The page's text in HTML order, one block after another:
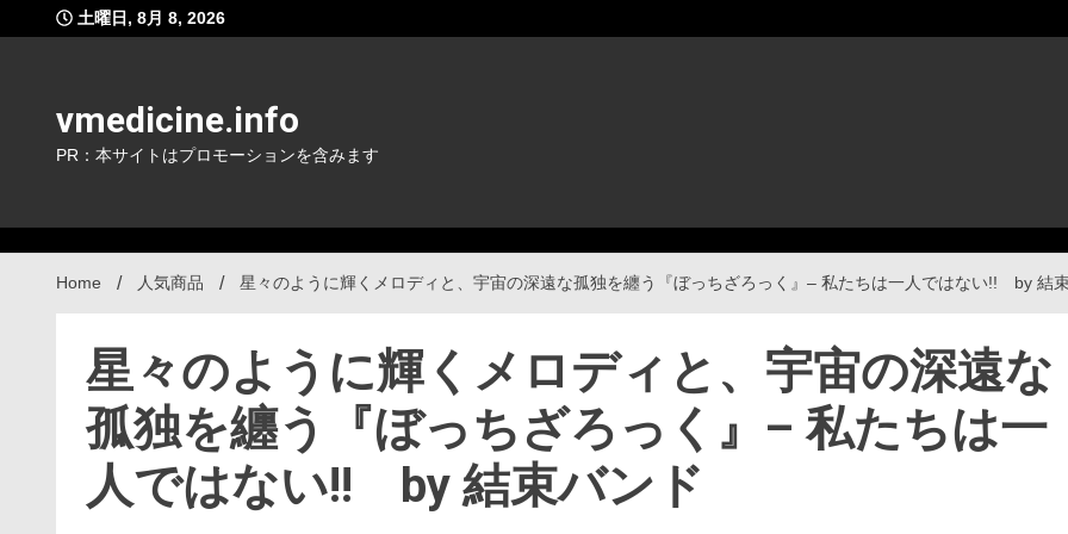
to
土曜日, 8月 8, 2026
vmedicine.info
PR：本サイトはプロモーションを含みます
Home 人気商品 星々のように輝くメロディと、宇宙の深遠な孤独を纏う『ぼっちざろっく』– 私たちは一人ではない!! by 結
星々のように輝くメロディと、宇宙の深遠な
孤独を纏う『ぼっちざろっく』– 私たちは一
人ではない!! by 結束バンド